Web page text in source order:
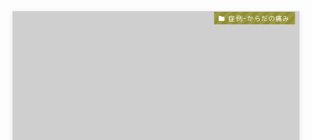
症例-からだの痛み